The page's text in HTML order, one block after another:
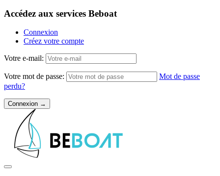
Accédez aux services Beboat
Connexion
Créez votre compte
Votre e-mail:
Votre mot de passe:
Mot de passe
perdu?